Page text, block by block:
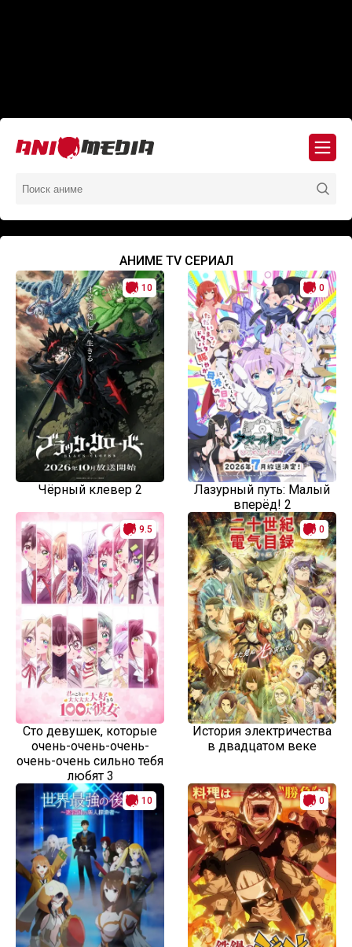
АНИМЕ TV СЕРИАЛ
10
Чёрный клевер 2
0
Лазурный путь: Малый
вперёд! 2
9.5
Сто девушек, которые
очень-очень-очень-
очень-очень сильно тебя
любят 3
0
История электричества
в двадцатом веке
10 0